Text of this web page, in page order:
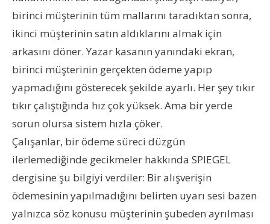
birinci müşterinin tüm mallarını taradıktan sonra,
ikinci müşterinin satın aldıklarını almak için
arkasını döner. Yazar kasanın yanındaki ekran,
birinci müşterinin gerçekten ödeme yapıp
yapmadığını gösterecek şekilde ayarlı. Her şey tıkır
tıkır çalıştığında hız çok yüksek. Ama bir yerde
sorun olursa sistem hızla çöker.
Çalışanlar, bir ödeme süreci düzgün
ilerlemediğinde gecikmeler hakkında SPIEGEL
dergisine şu bilgiyi verdiler: Bir alışverişin
ödemesinin yapılmadığını belirten uyarı sesi bazen
yalnızca söz konusu müşterinin şubeden ayrılması